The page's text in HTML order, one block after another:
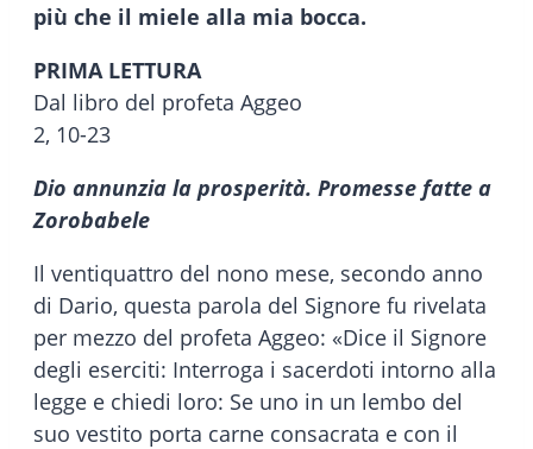
più che il miele alla mia bocca.
PRIMA LETTURA
Dal libro del profeta Aggeo
2, 10-23
Dio annunzia la prosperità. Promesse fatte a
Zorobabele
Il ventiquattro del nono mese, secondo anno
di Dario, questa parola del Signore fu rivelata
per mezzo del profeta Aggeo: «Dice il Signore
degli eserciti: Interroga i sacerdoti intorno alla
legge e chiedi loro: Se uno in un lembo del
suo vestito porta carne consacrata e con il